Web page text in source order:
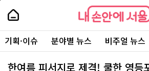
본
로
가
기
내
손
안
에
서
울
-
내
손
에
서
울
주
요
서
기획·이슈 분야별 뉴스 비주얼 뉴스
한여름 피서지로 제격! 쿨한 영등
페
상
단
으
로